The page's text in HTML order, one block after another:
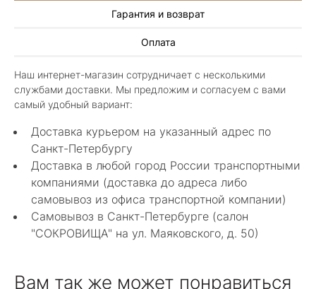
Гарантия и возврат
Оплата
Наш интернет-магазин сотрудничает с несколькими
службами доставки. Мы предложим и согласуем с вами
самый удобный вариант:
Доставка курьером на указанный адрес по
Санкт-Петербургу
Доставка в любой город России транспортными
компаниями (доставка до адреса либо
самовывоз из офиса транспортной компании)
Самовывоз в Санкт-Петербурге (салон
"СОКРОВИЩА" на ул. Маяковского, д. 50)
Вам так же может понравиться
Алла Майорова
Классные изделия, оригинальные не похожие
в других магазинах. Сотрудники очень
грамотные специалисты в своем деле помогли
с выбором.
Показать полностью
Нелли Г.
4 мая 2025
Каждый раз бывая на Большой Конюшенной
12 в Санкт-Петербурге посещаю этот
феи-специалисты" помогут определиться с